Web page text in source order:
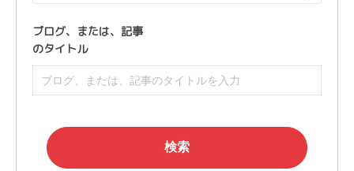
ブログ、または、 記事
のタイトル